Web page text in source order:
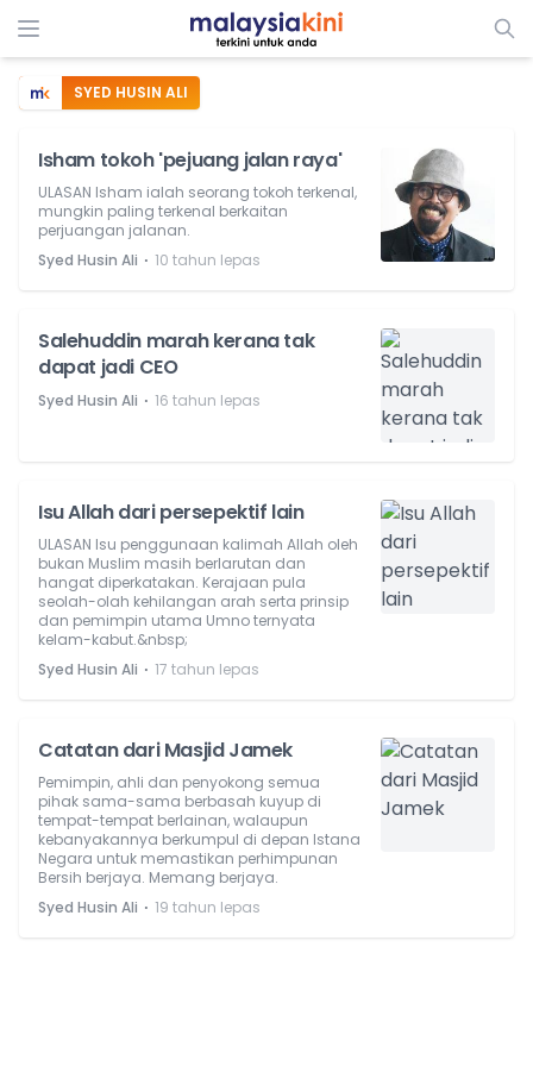
SYED HUSIN ALI
Isham tokoh 'pejuang jalan raya'
ULASAN Isham ialah seorang tokoh terkenal,
mungkin paling terkenal berkaitan
perjuangan jalanan.
Syed Husin Ali ⋅ 10 tahun lepas
Salehuddin marah kerana tak
dapat jadi CEO
Syed Husin Ali ⋅ 16 tahun lepas
Isu Allah dari persepektif lain
ULASAN Isu penggunaan kalimah Allah oleh
bukan Muslim masih berlarutan dan
hangat diperkatakan. Kerajaan pula
seolah-olah kehilangan arah serta prinsip
dan pemimpin utama Umno ternyata
kelam-kabut.&nbsp;
Syed Husin Ali ⋅ 17 tahun lepas
Catatan dari Masjid Jamek
Pemimpin, ahli dan penyokong semua
pihak sama-sama berbasah kuyup di
tempat-tempat berlainan, walaupun
kebanyakannya berkumpul di depan Istana
Negara untuk memastikan perhimpunan
Bersih berjaya. Memang berjaya.
Syed Husin Ali ⋅ 19 tahun lepas